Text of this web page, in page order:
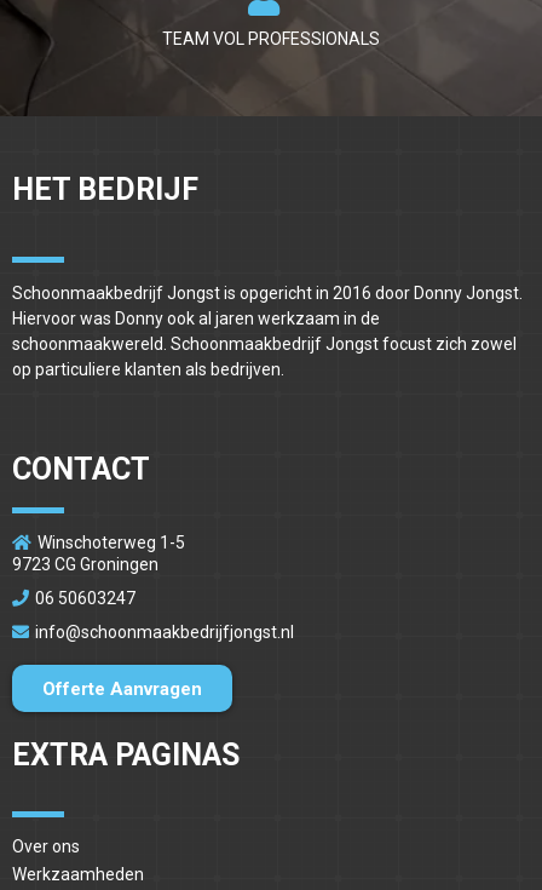
TEAM VOL PROFESSIONALS
HET BEDRIJF
Schoonmaakbedrijf Jongst is opgericht in 2016 door Donny Jongst.
Hiervoor was Donny ook al jaren werkzaam in de
schoonmaakwereld. Schoonmaakbedrijf Jongst focust zich zowel
op particuliere klanten als bedrijven.
CONTACT
Winschoterweg 1-5
9723 CG Groningen
06 50603247
info@schoonmaakbedrijfjongst.nl
Offerte Aanvragen
EXTRA PAGINAS
Over ons
Werkzaamheden